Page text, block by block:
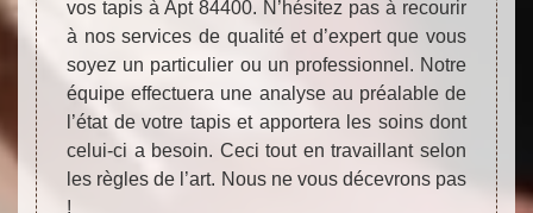
vos tapis à Apt 84400. N’hésitez pas à recourir
à nos services de qualité et d’expert que vous
soyez un particulier ou un professionnel. Notre
équipe effectuera une analyse au préalable de
l’état de votre tapis et apportera les soins dont
celui-ci a besoin. Ceci tout en travaillant selon
les règles de l’art. Nous ne vous décevrons pas
!